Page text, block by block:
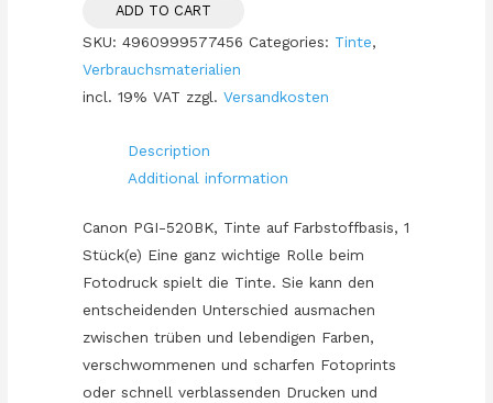
520BK
black
quantity
ADD TO CART
SKU:4960999577456 Categories: Tinte,
Verbrauchsmaterialien
incl. 19% VAT zzgl.Versandkosten
Description
Additional information
Canon PGI-520BK, Tinte auf Farbstoffbasis, 1
Stück(e) Eine ganz wichtige Rolle beim
Fotodruck spielt die Tinte. Sie kann den
entscheidenden Unterschied ausmachen
zwischen trüben und lebendigen Farben,
verschwommenen und scharfen Fotoprints
oder schnell verblassenden Drucken und